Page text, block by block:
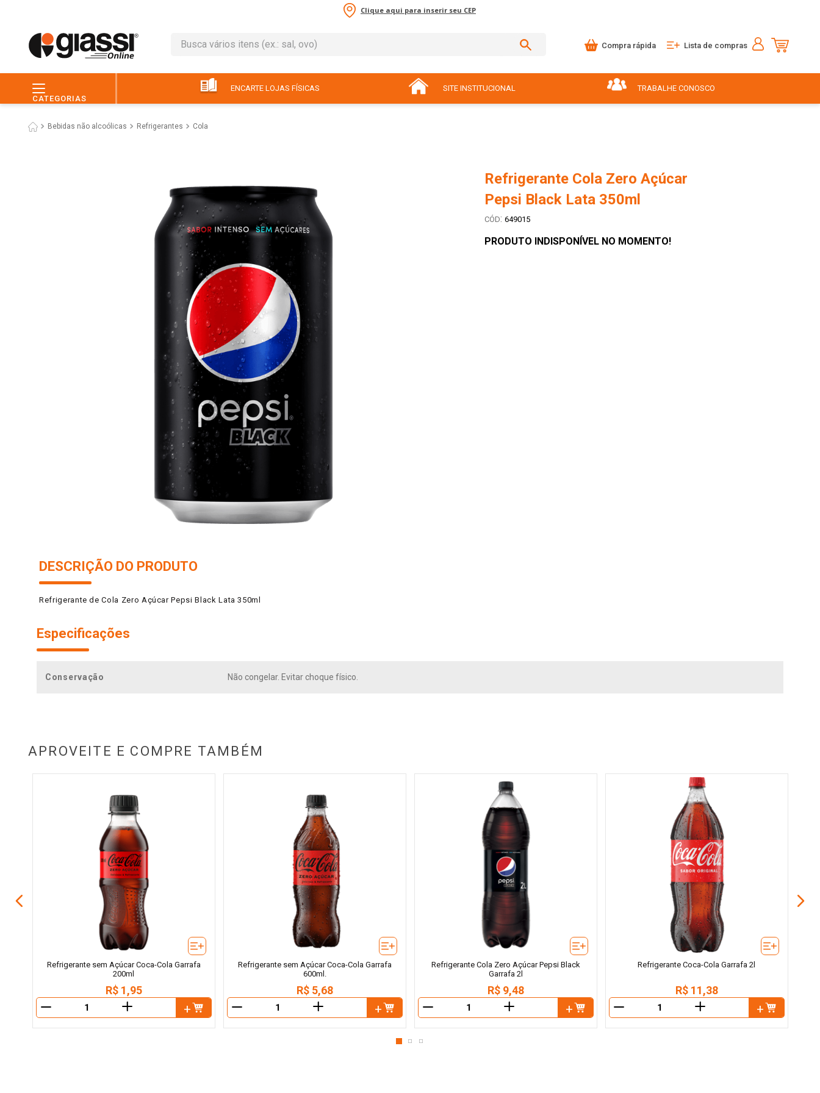
Clique aqui para inserir seu CEP
Busca vários itens (ex.: sal, ovo)
Compra rápida Lista de compras
CATEGORIAS
ENCARTE LOJAS FÍSICAS SITE INSTITUCIONAL TRABALHE CONOSCO
Bebidas não alcoólicas Refrigerantes Cola
Refrigerante Cola Zero Açúcar
Pepsi Black Lata 350ml
: 649015
PRODUTO INDISPONÍVEL NO MOMENTO!
DESCRIÇÃO DO PRODUTO
Refrigerante de Cola Zero Açúcar Pepsi Black Lata 350ml
Especificações
Conservação Não congelar. Evitar choque físico.
APROVEITE E COMPRE TAMBÉM
Refrigerante sem Açúcar Coca-Cola Garrafa
200ml
R$ 1,95
＋
Refrigerante sem Açúcar Coca-Cola Garrafa
600ml.
R$ 5,68
＋
Refrigerante Cola Zero Açúcar Pepsi Black
Garrafa 2l
R$ 9,48
＋
Refrigerante Coca-Cola Garrafa 2l
R$ 11,38
＋
café
3 queijo
6º
arroz
º pão
º ovo
iogurte